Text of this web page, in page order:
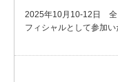
2025年10月10-12日 全
フィシャルとして参加い